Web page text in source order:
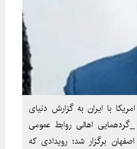
با ایران به گزارش دنیای
اهالی روابط عمومی
برگزار شد؛ رویدادی که